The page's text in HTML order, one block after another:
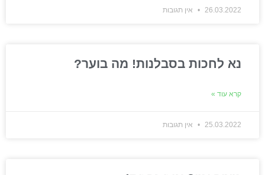
26.03.2022 אין תגובות
נא לחכות בסבלנות! מה בוער?
קרא עוד »
25.03.2022 אין תגובות